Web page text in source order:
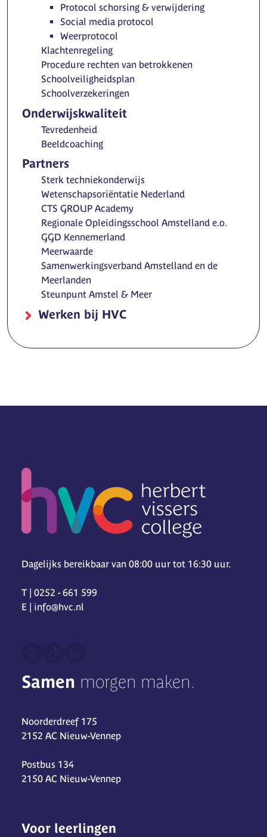
Protocol schorsing & verwijdering
Social media protocol
Weerprotocol
Klachtenregeling
Procedure rechten van betrokkenen
Schoolveiligheidsplan
Schoolverzekeringen
Onderwijskwaliteit
Tevredenheid
Beeldcoaching
Partners
Sterk techniekonderwijs
Wetenschapsoriëntatie Nederland
CTS GROUP Academy
Regionale Opleidingsschool Amstelland e.o.
GGD Kennemerland
Meerwaarde
Samenwerkingsverband Amstelland en de
Meerlanden
Steunpunt Amstel & Meer
Werken bij HVC
Dagelijks bereikbaar van 08:00 uur tot 16:30 uur.
T | 0252 - 661 599
E | info@hvc.nl
Samen morgen maken.
Noorderdreef 175
2152 AC Nieuw-Vennep
Postbus 134
2150 AC Nieuw-Vennep
Voor leerlingen